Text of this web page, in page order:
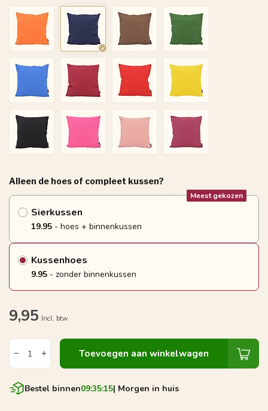
Alleen de hoes of compleet kussen?
Sierkussen
Meest gekozen
19.95 - hoes + binnenkussen
Kussenhoes
9.95 - zonder binnenkussen
9,95 Incl. btw
Toevoegen aan winkelwagen
Bestel binnen09:35:15| Morgen in huis